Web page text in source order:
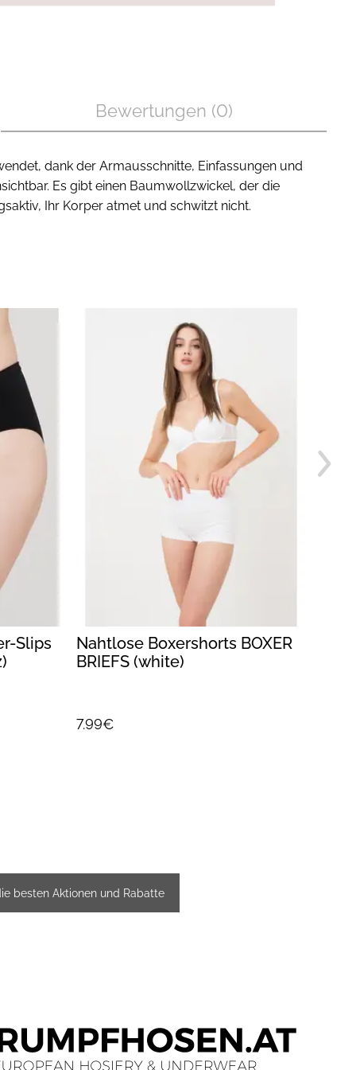
Bewertungen (0)
dank der Armausschnitte, Einfassungen und
Es gibt einen Baumwollzwickel, der die
Ihr Korper atmet und schwitzt nicht.
Slips
Nahtlose Boxershorts BOXER
BRIEFS (white)
7.99€
besten Aktionen und Rabatte